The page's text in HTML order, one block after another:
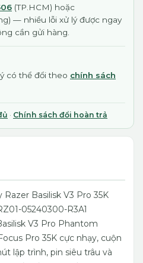
(TP.HCM) hoặc
— nhiều lỗi xử lý được ngay
cần gửi hàng.
có thể đổi theo chính sách
· Chính sách đổi hoàn trả
Basilisk V3 Pro 35K
05240300-R3A1
V3 Pro Phantom
Pro 35K cực nhạy, cuộn
lập trình, pin siêu trâu và